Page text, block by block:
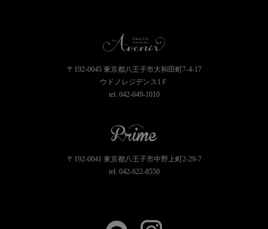
〒192-0045 東京都八王子市大和田町7-4-17
ウドノレジデンス1Ｆ
tel. 042-649-1010
〒192-0041 東京都八王子市中野上町2-29-7
tel. 042-622-8550